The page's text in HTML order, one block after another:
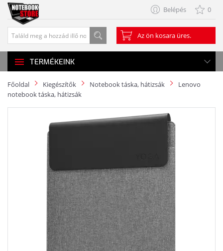
Belépés 0
Az ön kosara üres.
TERMÉKEINK
Főoldal Kiegészítők Notebook táska, hátizsák
Lenovo
notebook táska, hátizsák